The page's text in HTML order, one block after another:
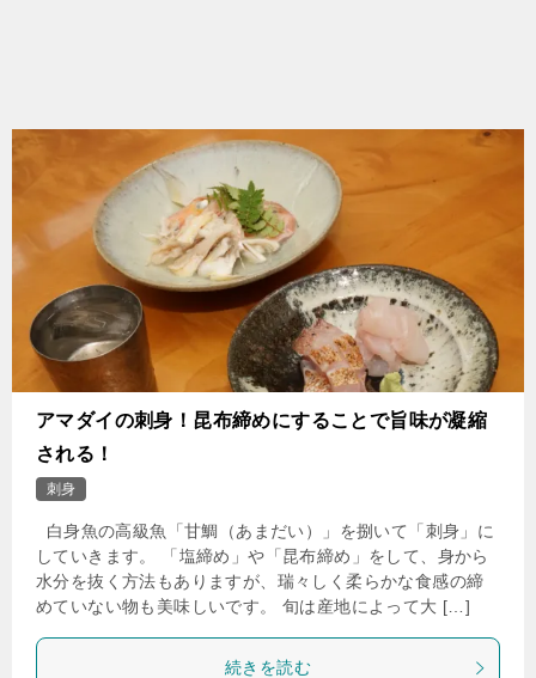
アマダイの刺身！昆布締めにすることで旨味が凝縮
される！
刺身
白身魚の高級魚「甘鯛（あまだい）」を捌いて「刺身」に
していきます。 「塩締め」や「昆布締め」をして、身から
水分を抜く方法もありますが、瑞々しく柔らかな食感の締
めていない物も美味しいです。 旬は産地によって大 […]
続きを読む